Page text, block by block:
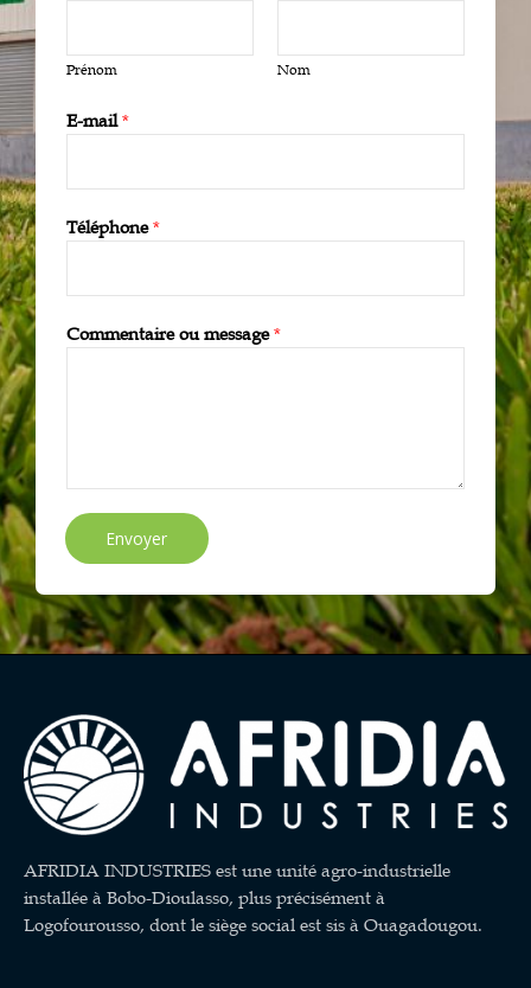
Prénom Nom
E-mail*
Téléphone*
Commentaire ou message*
Envoyer
AFRIDIA INDUSTRIES est une unité agro-industrielle
installée à Bobo-Dioulasso, plus précisément à
Logofourousso, dont le siège social est sis à Ouagadougou.